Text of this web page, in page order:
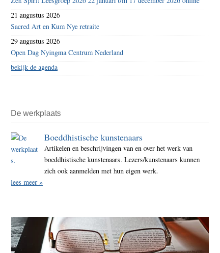
21 augustus 2026
Sacred Art en Kum Nye retraite
29 augustus 2026
Open Dag Nyingma Centrum Nederland
bekijk de agenda
De werkplaats
Boeddhistische kunstenaars
Artikelen en beschrijvingen van en over het werk van
boeddhistische kunstenaars. Lezers/kunstenaars kunnen
zich ook aanmelden met hun eigen werk.
lees meer »